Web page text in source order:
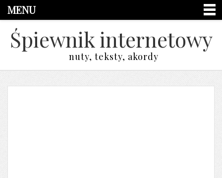
MENU
Śpiewnik internetowy
nuty, teksty, akordy